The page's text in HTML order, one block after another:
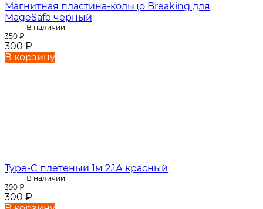
Магнитная пластина-кольцо Breaking для
MageSafe черный
В наличии
350 ₽
300 ₽
В корзину
Type-C плетеный 1м 2.1А красный
В наличии
390 ₽
300 ₽